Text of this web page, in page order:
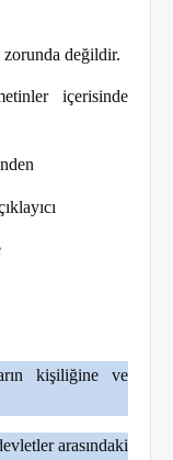
zorunda değildir.
içerisinde
kişiliğine ve
arasındaki